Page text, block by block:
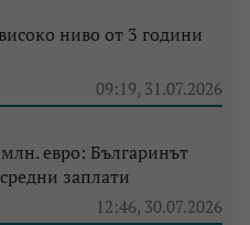
ниво от 3 години
09:19, 31.07.2026
евро: Българинът
заплати
12:46, 30.07.2026